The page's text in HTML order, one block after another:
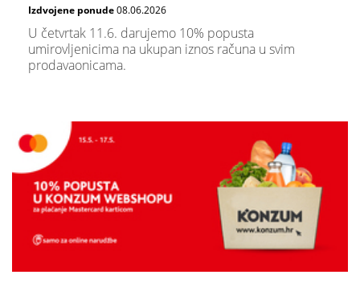
Izdvojene ponude08.06.2026
U četvrtak 11.6. darujemo 10% popusta
umirovljenicima na ukupan iznos računa u svim
prodavaonicama.